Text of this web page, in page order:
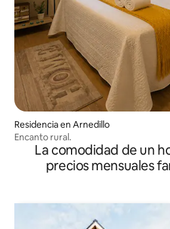
Residencia en Arnedillo
Encanto rural.
La comodidad de un
precios mensuales